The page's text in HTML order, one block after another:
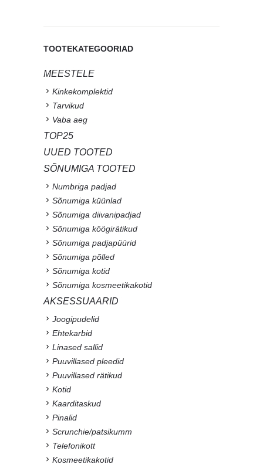
TOOTEKATEGOORIAD
MEESTELE
Kinkekomplektid
Tarvikud
Vaba aeg
TOP25
UUED TOOTED
SÕNUMIGA TOOTED
Numbriga padjad
Sõnumiga küünlad
Sõnumiga diivanipadjad
Sõnumiga köögirätikud
Sõnumiga padjapüürid
Sõnumiga põlled
Sõnumiga kotid
Sõnumiga kosmeetikakotid
AKSESSUAARID
Joogipudelid
Ehtekarbid
Linased sallid
Puuvillased pleedid
Puuvillased rätikud
Kotid
Kaarditaskud
Pinalid
Scrunchie/patsikumm
Telefonikott
Kosmeetikakotid